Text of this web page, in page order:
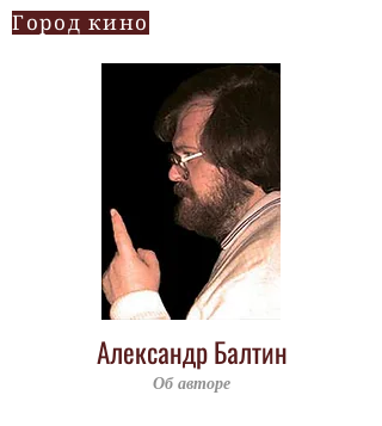
Город кино
Александр Балтин
Об авторе